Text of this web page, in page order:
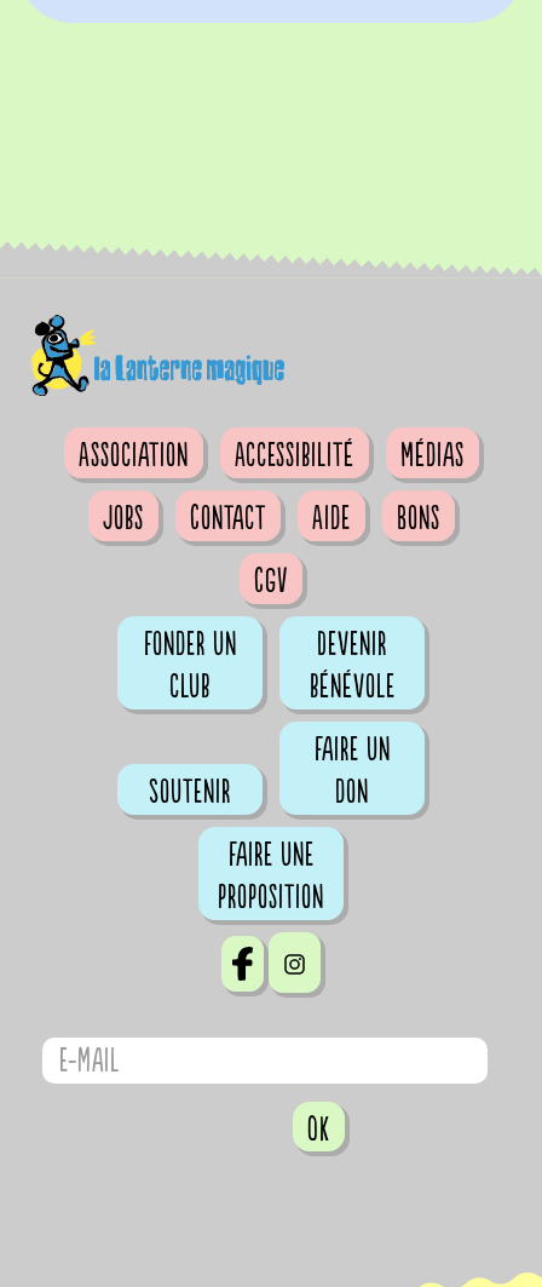
Association Accessibilité
Médias
Jobs
Contact Aide
Bons
CGV
Fonder un
club
Devenir
bénévole
Soutenir
Faire un
don
Faire une
proposition
OK